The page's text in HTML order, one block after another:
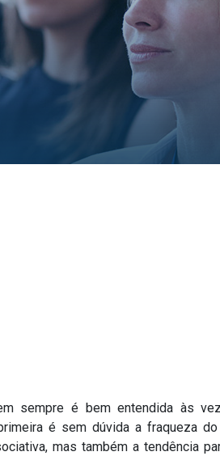
sempre é bem entendida às
é sem dúvida a fraqueza
mas também a tendência